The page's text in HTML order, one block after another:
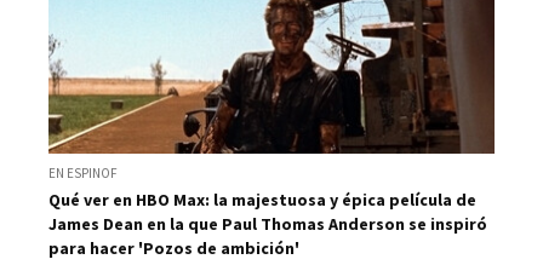
EN ESPINOF
Qué ver en HBO Max: la majestuosa y épica película de
James Dean en la que Paul Thomas Anderson se inspiró
para hacer 'Pozos de ambición'